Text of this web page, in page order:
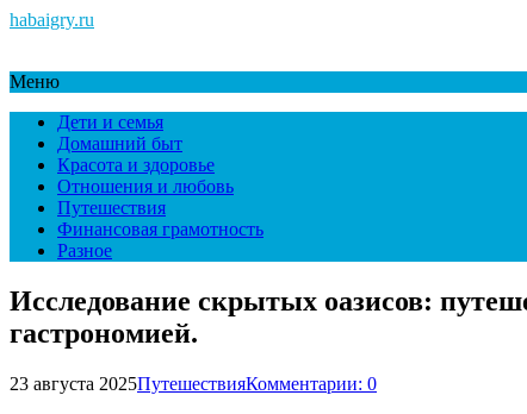
habaigry.ru
Меню
Дети и семья
Домашний быт
Красота и здоровье
Отношения и любовь
Путешествия
Финансовая грамотность
Разное
Исследование скрытых оазисов:
гастрономией.
23 августа 2025ПутешествияКомментарии: 0